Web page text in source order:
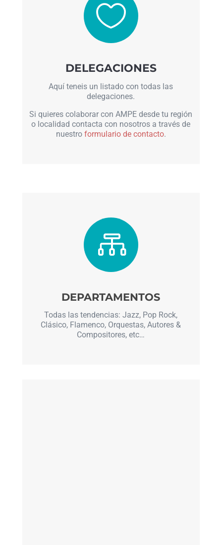

DELEGACIONES
Aquí teneis un listado con todas las
delegaciones.
Si quieres colaborar con AMPE desde tu región
o localidad contacta con nosotros a través de
nuestro formulario de contacto.

DEPARTAMENTOS
Todas las tendencias: Jazz, Pop Rock,
Clásico, Flamenco, Orquestas, Autores &
Compositores, etc…